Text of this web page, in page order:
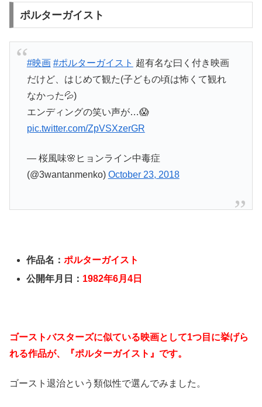
ポルターガイスト
#映画 #ポルターガイスト 超有名な曰く付き映画
だけど、はじめて観た(子どもの頃は怖くて観れ
なかった💦)
エンディングの笑い声が…😱
pic.twitter.com/ZpVSXzerGR
— 桜風味🌸ヒョンライン中毒症
(@3wantanmenko) October 23, 2018
作品名：ポルターガイスト
公開年月日： 1982年6月4日
ゴーストバスターズに似ている映画として1つ目に挙げら
れる作品が、『ポルターガイスト』です。
ゴースト退治という類似性で選んでみました。